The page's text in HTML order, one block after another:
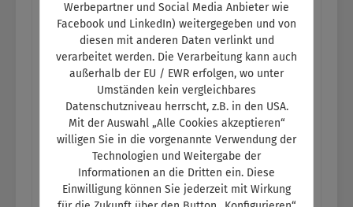
Werbepartner und Social Media Anbieter wie
Facebook und LinkedIn) weitergegeben und von
diesen mit anderen Daten verlinkt und
verarbeitet werden. Die Verarbeitung kann auch
außerhalb der EU / EWR erfolgen, wo unter
Umständen kein vergleichbares
Datenschutzniveau herrscht, z.B. in den USA.
Mit der Auswahl „Alle Cookies akzeptieren“
willigen Sie in die vorgenannte Verwendung der
Technologien und Weitergabe der
Informationen an die Dritten ein. Diese
Einwilligung können Sie jederzeit mit Wirkung